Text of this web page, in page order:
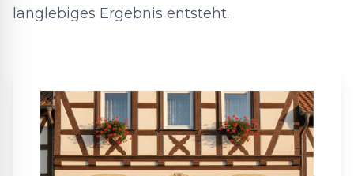
langlebiges Ergebnis entsteht.